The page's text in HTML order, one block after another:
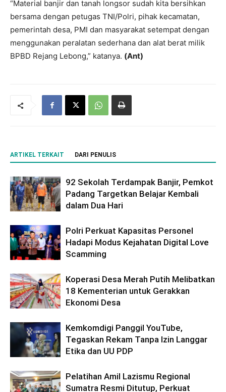
“Material banjir dan tanah longsor sudah kita bersihkan
bersama dengan petugas TNI/Polri, pihak kecamatan,
pemerintah desa, PMI dan masyarakat setempat dengan
menggunakan peralatan sederhana dan alat berat milik
BPBD Rejang Lebong,” katanya. (Ant)
ARTIKEL TERKAIT DARI PENULIS
92 Sekolah Terdampak Banjir, Pemkot
Padang Targetkan Belajar Kembali
dalam Dua Hari
Polri Perkuat Kapasitas Personel
Hadapi Modus Kejahatan Digital Love
Scamming
Koperasi Desa Merah Putih Melibatkan
18 Kementerian untuk Gerakkan
Ekonomi Desa
Kemkomdigi Panggil YouTube,
Tegaskan Rekam Tanpa Izin Langgar
Etika dan UU PDP
Pelatihan Amil Lazismu Regional
Sumatra Resmi Ditutup, Perkuat